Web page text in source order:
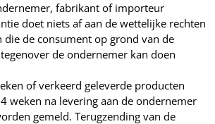
fabrikant of importeur
doet niets af aan de wettelijke rechten
die de consument op grond van de
de ondernemer kan doen
of verkeerd geleverde producten
weken na levering aan de ondernemer
gemeld. Terugzending van de